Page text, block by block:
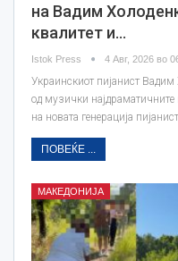
на Вадим
квалитет и…
Istok Press 4 Авг, 2026 во
Украинскиот пијанист Вадим
од музички најдраматичните
на новата генерација
ПОВЕЌЕ ...
МАКЕДОНИЈА